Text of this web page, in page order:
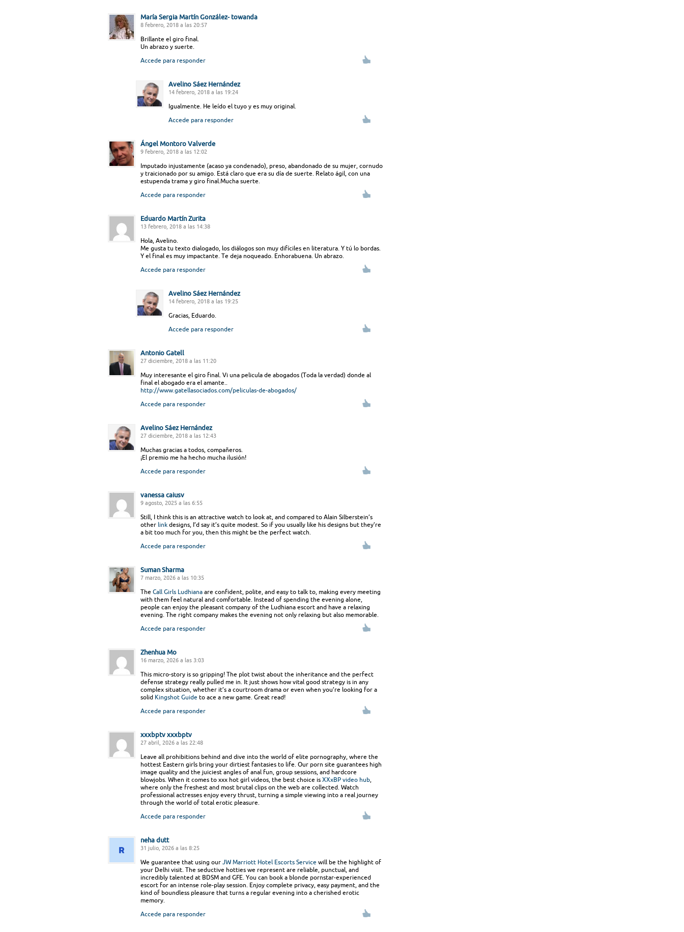
María Sergia Martín González- towanda
8 febrero, 2018 a las 20:57
Brillante el giro final.
Un abrazo y suerte.
Accede para responder
Avelino Sáez Hernández
14 febrero, 2018 a las 19:24
Igualmente. He leído el tuyo y es muy original.
Accede para responder
Ángel Montoro Valverde
9 febrero, 2018 a las 12:02
Imputado injustamente (acaso ya condenado), preso, abandonado de su mujer, cornudo
y traicionado por su amigo. Está claro que era su día de suerte. Relato ágil, con una
estupenda trama y giro final.Mucha suerte.
Accede para responder
Eduardo Martín Zurita
13 febrero, 2018 a las 14:38
Hola, Avelino.
Me gusta tu texto dialogado, los diálogos son muy difíciles en literatura. Y tú lo bordas.
Y el final es muy impactante. Te deja noqueado. Enhorabuena. Un abrazo.
Accede para responder
Avelino Sáez Hernández
14 febrero, 2018 a las 19:25
Gracias, Eduardo.
Accede para responder
Antonio Gatell
27 diciembre, 2018 a las 11:20
Muy interesante el giro final. Vi una pelicula de abogados (Toda la verdad) donde al
final el abogado era el amante..
http://www.gatellasociados.com/peliculas-de-abogados/
Accede para responder
Avelino Sáez Hernández
27 diciembre, 2018 a las 12:43
Muchas gracias a todos, compañeros.
¡El premio me ha hecho mucha ilusión!
Accede para responder
vanessa caiusv
9 agosto, 2025 a las 6:55
Still, I think this is an attractive watch to look at, and compared to Alain Silberstein’s
other link designs, I’d say it’s quite modest. So if you usually like his designs but they’re
a bit too much for you, then this might be the perfect watch.
Accede para responder
Suman Sharma
7 marzo, 2026 a las 10:35
The Call Girls Ludhiana are confident, polite, and easy to talk to, making every meeting
with them feel natural and comfortable. Instead of spending the evening alone,
people can enjoy the pleasant company of the Ludhiana escort and have a relaxing
evening. The right company makes the evening not only relaxing but also memorable.
Accede para responder
Zhenhua Mo
16 marzo, 2026 a las 3:03
This micro-story is so gripping! The plot twist about the inheritance and the perfect
defense strategy really pulled me in. It just shows how vital good strategy is in any
complex situation, whether it’s a courtroom drama or even when you’re looking for a
solid Kingshot Guide to ace a new game. Great read!
Accede para responder
xxxbptv xxxbptv
27 abril, 2026 a las 22:48
Leave all prohibitions behind and dive into the world of elite pornography, where the
hottest Eastern girls bring your dirtiest fantasies to life. Our porn site guarantees high
image quality and the juiciest angles of anal fun, group sessions, and hardcore
blowjobs. When it comes to xxx hot girl videos, the best choice is XXxBP video hub
where only the freshest and most brutal clips on the web are collected. Watch
professional actresses enjoy every thrust, turning a simple viewing into a real journey
through the world of total erotic pleasure.
Accede para responder
neha dutt
31 julio, 2026 a las 8:25
We guarantee that using our JW Marriott Hotel Escorts Service will be the highlight of
your Delhi visit. The seductive hotties we represent are reliable, punctual, and
incredibly talented at BDSM and GFE. You can book a blonde pornstar-experienced
escort for an intense role-play session. Enjoy complete privacy, easy payment, and the
kind of boundless pleasure that turns a regular evening into a cherished erotic
memory.
Accede para responder